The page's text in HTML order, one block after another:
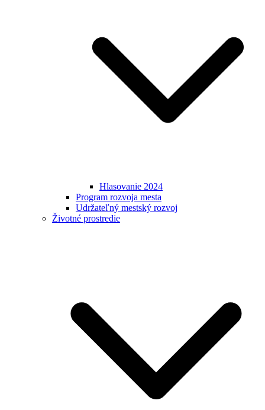
Hlasovanie 2024
Program rozvoja mesta
Udržateľný mestský rozvoj
Životné prostredie